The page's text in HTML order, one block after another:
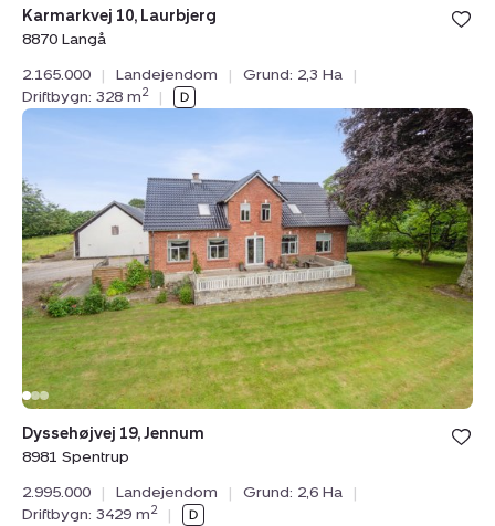
Karmarkvej 10, Laurbjerg
8870 Langå
2.165.000
| Landejendom | Grund: 2,3 Ha
|
Driftbygn: 328 m2 |
19,
Jennum,
8981
Spentrup
Dyssehøjvej 19, Jennum
8981 Spentrup
2.995.000
| Landejendom | Grund: 2,6 Ha
|
Driftbygn: 3429 m2 |